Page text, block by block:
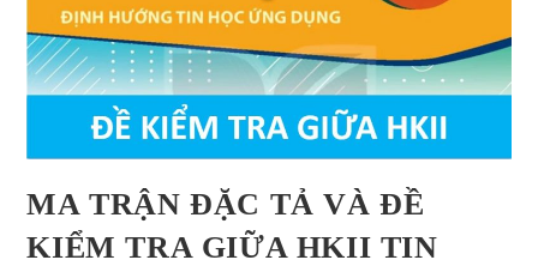
MA TRẬN ĐẶC TẢ VÀ ĐỀ
KIỂM TRA GIỮA HKII TIN